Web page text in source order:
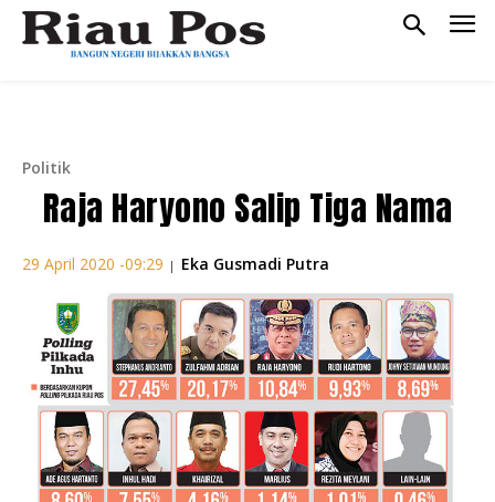
Politik
Raja Haryono Salip Tiga Nama
29 April 2020 -09:29 | Eka Gusmadi Putra